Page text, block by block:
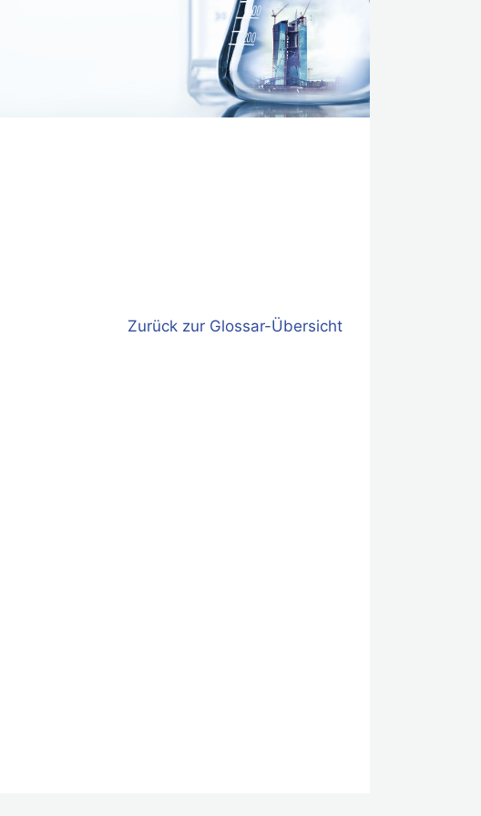
Zurück zur Glossar-Übersicht